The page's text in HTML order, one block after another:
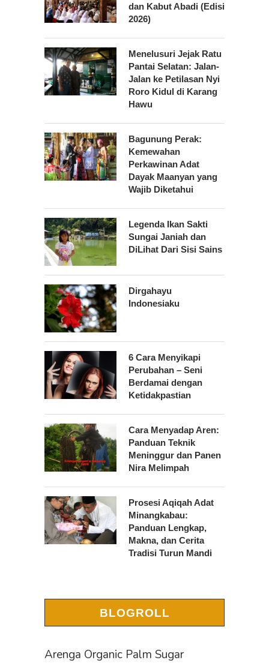
dan Kabut Abadi (Edisi
2026)
Menelusuri Jejak Ratu
Pantai Selatan: Jalan-
Jalan ke Petilasan Nyi
Roro Kidul di Karang
Hawu
Bagunung Perak:
Kemewahan
Perkawinan Adat
Dayak Maanyan yang
Wajib Diketahui
Legenda Ikan Sakti
Sungai Janiah dan
DiLihat Dari Sisi Sains
Dirgahayu
Indonesiaku
6 Cara Menyikapi
Perubahan – Seni
Berdamai dengan
Ketidakpastian
Cara Menyadap Aren:
Panduan Teknik
Meninggur dan Panen
Nira Melimpah
Prosesi Aqiqah Adat
Minangkabau:
Panduan Lengkap,
Makna, dan Cerita
Tradisi Turun Mandi
BLOGROLL
Arenga Organic Palm Sugar